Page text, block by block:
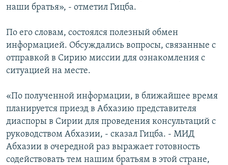
наши братья», - отметил Гицба.
По его словам, состоялся полезный обмен
информацией. Обсуждались вопросы, связанные с
отправкой в Сирию миссии для ознакомления с
ситуацией на месте.
«По полученной информации, в ближайшее время
планируется приезд в Абхазию представителя
диаспоры в Сирии для проведения консультаций с
руководством Абхазии, - сказал Гицба. - МИД
Абхазии в очередной раз выражает готовность
содействовать тем нашим братьям в этой стране,